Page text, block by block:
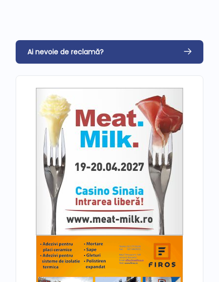
Ai nevoie de reclamă?